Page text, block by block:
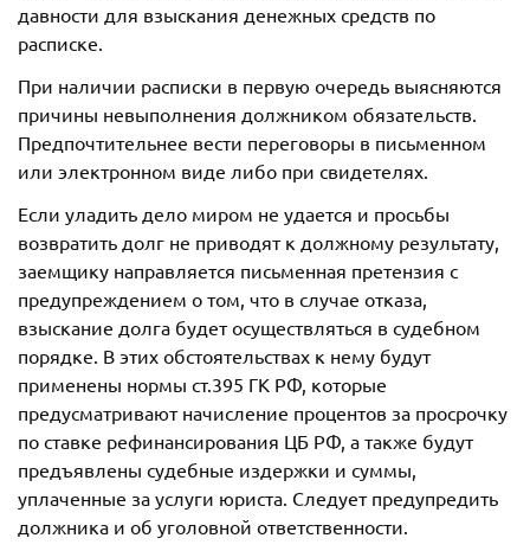
давности для взыскания денежных средств по
расписке.
При наличии расписки в первую очередь выясняются
причины невыполнения должником обязательств.
Предпочтительнее вести переговоры в письменном
или электронном виде либо при свидетелях.
Если уладить дело миром не удается и просьбы
возвратить долг не приводят к должному результату,
заемщику направляется письменная претензия с
предупреждением о том, что в случае отказа,
взыскание долга будет осуществляться в судебном
порядке. В этих обстоятельствах к нему будут
применены нормы ст.395 ГК РФ, которые
предусматривают начисление процентов за просрочку
по ставке рефинансирования ЦБ РФ, а также будут
предъявлены судебные издержки и суммы,
уплаченные за услуги юриста. Следует предупредить
должника и об уголовной ответственности.